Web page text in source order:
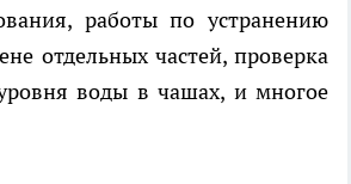
работы по устранению
отдельных частей, проверка
воды в чашах, и многое